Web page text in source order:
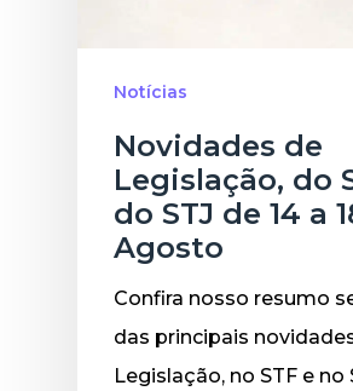
Notícias
Novidades de
Legislação, do
do STJ de 14 a
Agosto
Confira nosso resumo
das principais
Legislação, no STF e no